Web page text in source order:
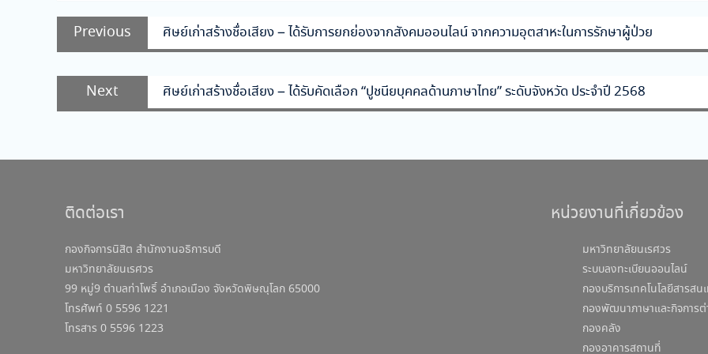
แนะแนว
เรื่อง
Previous
Previous
post:
ศิษย์เก่าสร้างชื่อเสียง – ได้รับการยกย่องจากสังคมออนไลน์ จากความอุตสาหะในการรักษาผู้ป่วย
Next
Next
post:
ศิษย์เก่าสร้างชื่อเสียง – ได้รับคัดเลือก “ปูชนียบุคคลด้านภาษาไทย” ระดับจังหวัด ประจำปี 2568
ติดต่อเรา
กองกิจการนิสิต สำนักงานอธิการบดี
มหาวิทยาลัยนเรศวร
99 หมู่9 ตำบลท่าโพธิ์ อำเภอเมือง จังหวัดพิษณุโลก 65000
โทรศัพท์ 0 5596 1221
โทรสาร 0 5596 1223
หน่วยงานที่เกี่ยวข้อง
มหาวิทยาลัยนเรศวร
ระบบลงทะเบียนออนไลน์
กองบริการเทคโนโลยีสารสน
กองพัฒนาภาษาและกิจการต่
กองคลัง
กองอาคารสถานที่